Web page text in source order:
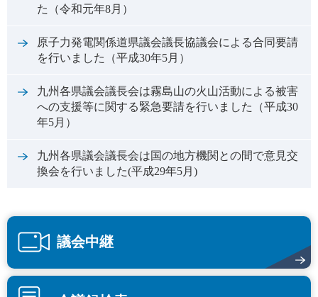
た（令和元年8月）
原子力発電関係道県議会議長協議会による合同要請
を行いました（平成30年5月）
九州各県議会議長会は霧島山の火山活動による被害
への支援等に関する緊急要請を行いました（平成30
年5月）
九州各県議会議長会は国の地方機関との間で意見交
換会を行いました(平成29年5月)
議会中継